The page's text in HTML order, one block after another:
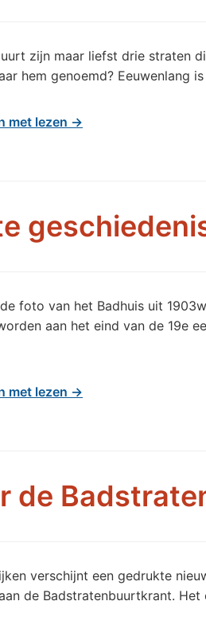
zijn maar liefst drie straten
hem genoemd? Eeuwenlang
met lezen →
foto van het Badhuis uit
aan het eind van de 19e
met lezen →
de
verschijnt een gedrukte
de Badstratenbuurtkrant. Het